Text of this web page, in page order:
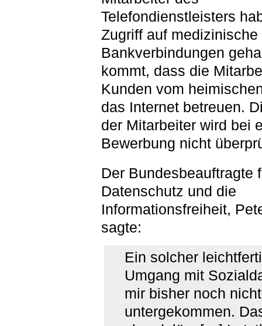
Telefondienstleisters
Zugriff auf medizinische
Bankverbindungen
kommt, dass die
Kunden vom
das Internet betreuen.
der Mitarbeiter wird bei
Bewerbung nicht
Der Bundesbeauftragte
Datenschutz und die
Informationsfreiheit,
sagte:
Ein solcher
Umgang mit
mir bisher noch nicht
untergekommen.